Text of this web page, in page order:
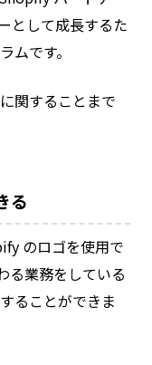
として成長するた
ムです。
関することまで
る
のロゴを使用で
る業務をしている
ることができま